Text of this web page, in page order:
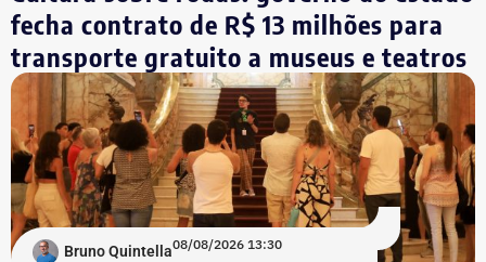
Eleitoral (TSE).
Trecho da ação civil pública que pede a investigação de nove páginas no
Instagram sobre Búzios — Foto: Reprodução.
Na ação, a prefeitura também pede informações
cadastrais, endereços eletrônicos, telefones, IPs,
dispositivos utilizados, histórico de nomes,
aquisições do acervo, e a Sala Bernardelli, que será aberta
integralmente. Em setembro, a sala também abrigará a
mostra “Abolicionistas Brasileiras”.
Com informações do colunista Ancelmo Gois, do Jornal
“O Globo”.
fecha contrato de R$ 13 milhões para
transporte gratuito a museus e teatros
Bruno Quintella08/08/2026 13:30